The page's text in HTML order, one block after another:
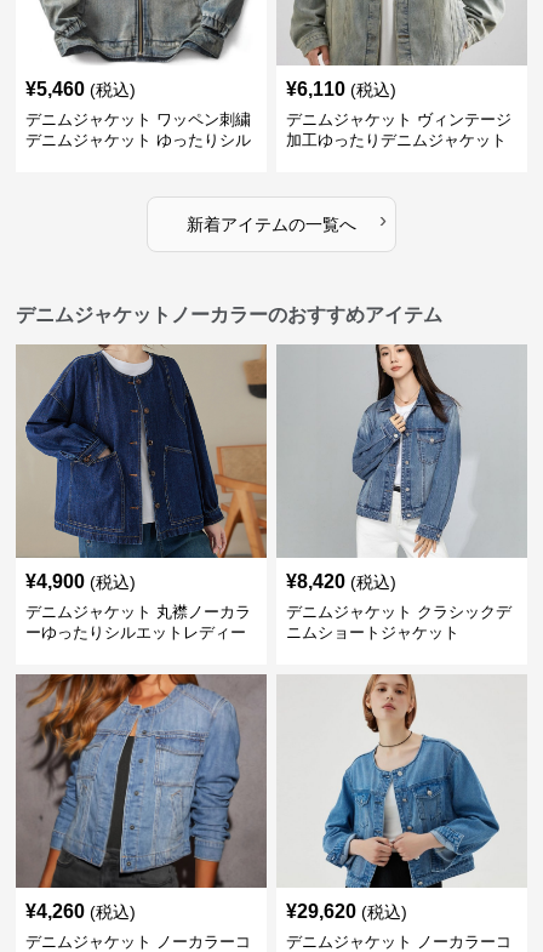
¥5,460 (税込)
デニムジャケット ワッペン刺繍
デニムジャケット ゆったりシル
¥6,110 (税込)
デニムジャケット ヴィンテージ
加工ゆったりデニムジャケット
新着アイテムの一覧へ ›
デニムジャケットノーカラーのおすすめアイテム
¥4,900 (税込)
デニムジャケット 丸襟ノーカラ
ーゆったりシルエットレディー
¥8,420 (税込)
デニムジャケット クラシックデ
ニムショートジャケット
¥4,260 (税込)
デニムジャケット ノーカラーコ
¥29,620 (税込)
デニムジャケット ノーカラーコ